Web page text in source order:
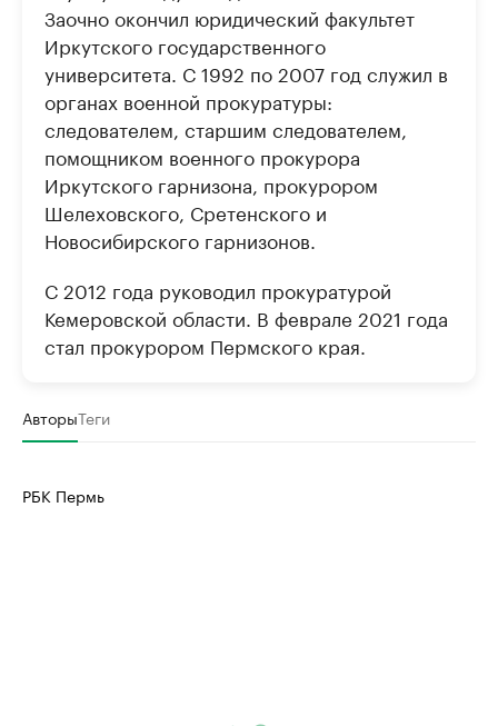
Заочно окончил юридический факультет
Иркутского государственного
университета. С 1992 по 2007 год служил в
органах военной прокуратуры:
следователем, старшим следователем,
помощником военного прокурора
Иркутского гарнизона, прокурором
Шелеховского, Сретенского и
Новосибирского гарнизонов.
С 2012 года руководил прокуратурой
Кемеровской области. В феврале 2021 года
стал прокурором Пермского края.
АвторыТеги
РБК Пермь